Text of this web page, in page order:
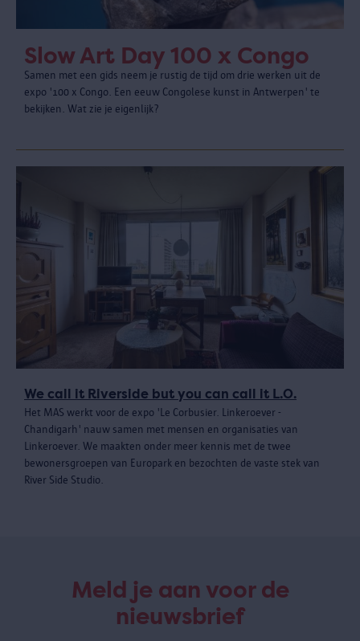
Slow Art Day 100 x Congo
Samen met een gids neem je rustig de tijd om drie werken uit de
expo '100 x Congo. Een eeuw Congolese kunst in Antwerpen' te
bekijken. Wat zie je eigenlijk?
We call it Riverside but you can call it L.O.
Het MAS werkt voor de expo 'Le Corbusier. Linkeroever -
Chandigarh' nauw samen met mensen en organisaties van
Linkeroever. We maakten onder meer kennis met de twee
bewonersgroepen van Europark en bezochten de vaste stek van
River Side Studio.
Meld je aan voor de
nieuwsbrief